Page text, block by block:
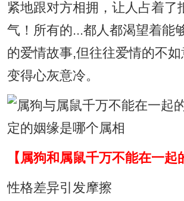
紧地跟对方相拥，让人占着了
气！所有的...都人都渴望着能
的爱情故事,但往往爱情的不
变得心灰意冷。
【属狗和属鼠千万不能在一起
性格差异引发摩擦